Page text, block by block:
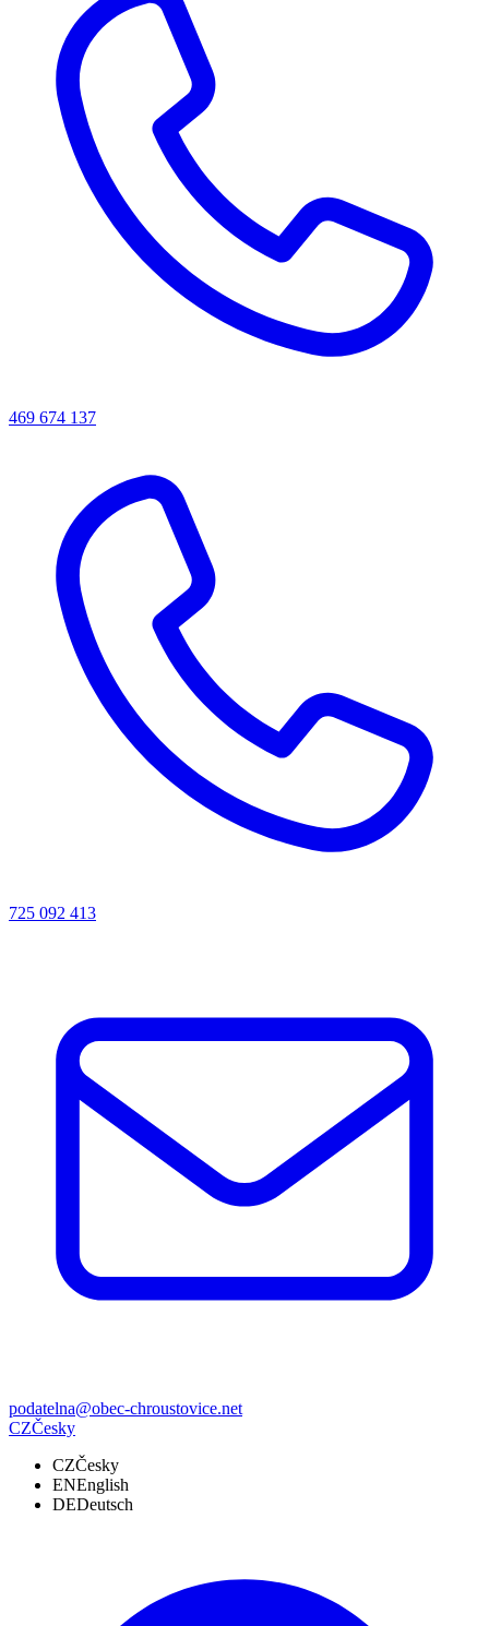
469 674 137
725 092 413
podatelna@obec-chroustovice.net
CZČesky
CZČesky
ENEnglish
DEDeutsch